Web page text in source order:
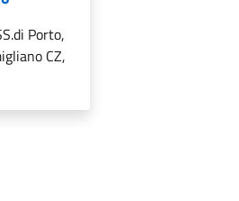
Porto,
CZ,